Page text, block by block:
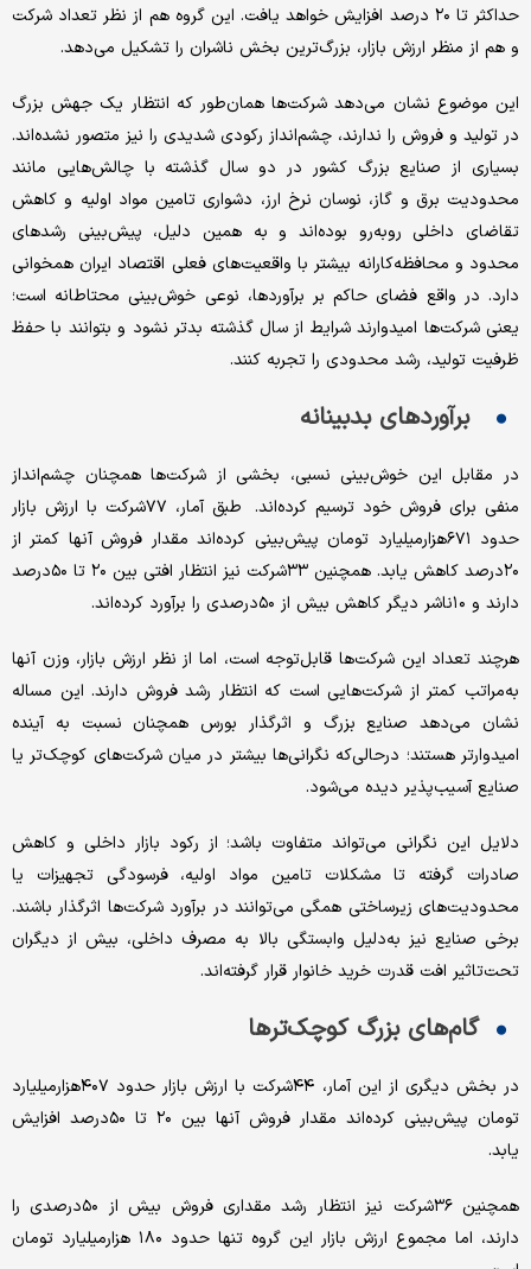
حداکثر تا ۲۰ درصد افزایش خواهد یافت. این گروه هم از نظر تعداد شرکت
و هم از منظر ارزش بازار، بزرگ‌ترین بخش ناشران را تشکیل می‌دهد.
این موضوع نشان می‌دهد شرکت‌ها همان‌طور که انتظار یک جهش بزرگ
در تولید و فروش را ندارند، چشم‌انداز رکودی شدیدی را نیز متصور نشده‌اند.
بسیاری از صنایع بزرگ کشور در دو سال گذشته با چالش‌هایی مانند
محدودیت برق و گاز، نوسان نرخ ارز، دشواری تامین مواد اولیه و کاهش
تقاضای داخلی روبه‌رو بوده‌اند و به همین دلیل، پیش‌بینی رشدهای
محدود و محافظه‌کارانه بیشتر با واقعیت‌های فعلی اقتصاد ایران همخوانی
دارد. در واقع فضای حاکم بر برآوردها، نوعی خوش‌بینی محتاطانه است؛
یعنی شرکت‌ها امیدوارند شرایط از سال گذشته بدتر نشود و بتوانند با حفظ
ظرفیت تولید، رشد محدودی را تجربه کنند.
برآوردهای بدبینانه
در مقابل این خوش‌بینی نسبی، بخشی از شرکت‌ها همچنان چشم‌انداز
منفی برای فروش خود ترسیم کرده‌اند. طبق آمار، ۷۷شرکت با ارزش بازار
حدود ۶۷۱هزار‌میلیارد تومان پیش‌بینی کرده‌اند مقدار فروش آنها کمتر از
۲۰درصد کاهش یابد. همچنین ۳۳شرکت نیز انتظار افتی بین ۲۰ تا ۵۰درصد
دارند و ۱۰ناشر دیگر کاهش بیش از ۵۰درصدی را برآورد کرده‌اند.
هرچند تعداد این شرکت‌ها قابل‌توجه است، اما از نظر ارزش بازار، وزن آنها
به‌مراتب کمتر از شرکت‌هایی است که انتظار رشد فروش دارند. این مساله
نشان می‌دهد صنایع بزرگ و اثرگذار بورس همچنان نسبت به آینده
امیدوارتر هستند؛ درحالی‌که نگرانی‌ها بیشتر در میان شرکت‌های کوچک‌تر یا
صنایع آسیب‌پذیر دیده می‌شود.
دلایل این نگرانی می‌تواند متفاوت باشد؛ از رکود بازار داخلی و کاهش
صادرات گرفته تا مشکلات تامین مواد اولیه، فرسودگی تجهیزات یا
محدودیت‌های زیرساختی همگی می‌توانند در برآورد شرکت‌ها اثرگذار باشند.
برخی صنایع نیز به‌دلیل وابستگی بالا به مصرف داخلی، بیش از دیگران
تحت‌تاثیر افت قدرت خرید خانوار قرار گرفته‌اند.
گام‌های بزرگ کوچک‌ترها
در بخش دیگری از این آمار، ۴۴شرکت با ارزش بازار حدود ۴۰۷هزار‌میلیارد
تومان پیش‌بینی کرده‌اند مقدار فروش آنها بین ۲۰ تا ۵۰درصد افزایش
یابد.
همچنین ۳۶شرکت نیز انتظار رشد مقداری فروش بیش از ۵۰درصدی را
دارند، اما مجموع ارزش بازار این گروه تنها حدود ۱۸۰ هزار‌میلیارد تومان